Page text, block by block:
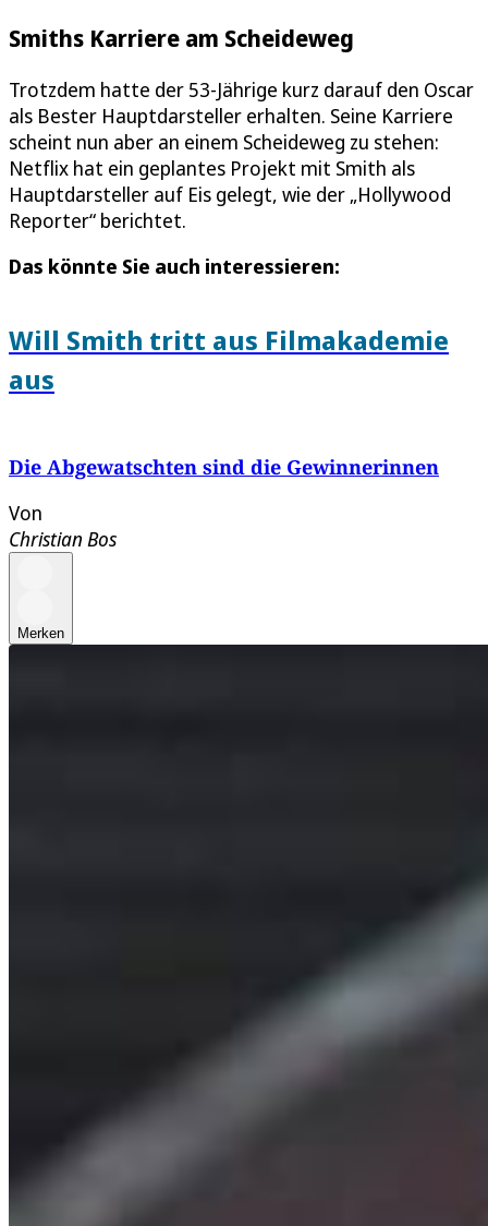
Smiths Karriere am Scheideweg
Trotzdem hatte der 53-Jährige kurz darauf den Oscar
als Bester Hauptdarsteller erhalten. Seine Karriere
scheint nun aber an einem Scheideweg zu stehen:
Netflix hat ein geplantes Projekt mit Smith als
Hauptdarsteller auf Eis gelegt, wie der „Hollywood
Reporter“ berichtet.
Das könnte Sie auch interessieren:
Will Smith tritt aus Filmakademie
aus
Die Abgewatschten sind die Gewinnerinnen
Von
Christian Bos
Merken